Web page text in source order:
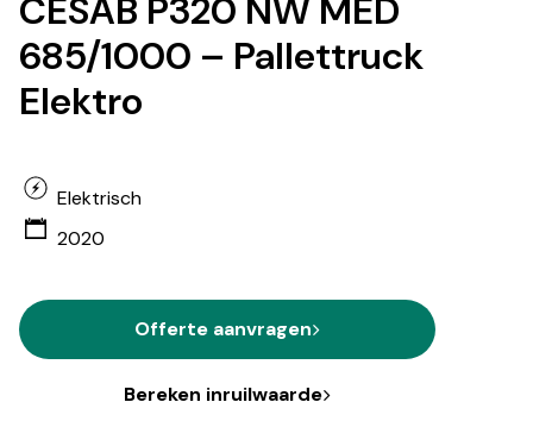
CESAB P320 NW MED
685/1000 – Pallettruck
Elektro
Elektrisch
2020
Offerte aanvragen
Bereken inruilwaarde